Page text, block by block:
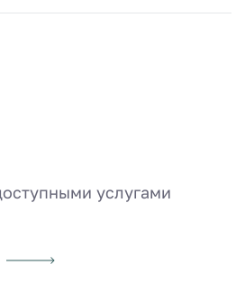
услугами